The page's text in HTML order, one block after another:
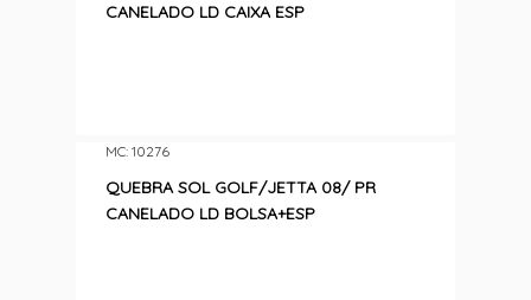
CANELADO LD CAIXA ESP
QUEBRA SOL GOLF/JETTA 08/ PR
CANELADO LD BOLSA+ESP
MC: 10276